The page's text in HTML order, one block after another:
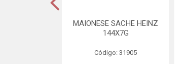
MAIONESE SACHE HEINZ
144X7G
Código: 31905